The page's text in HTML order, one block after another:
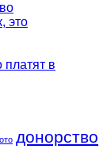
это
в
донорство